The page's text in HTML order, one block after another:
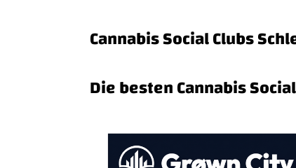
Cannabis Social Clubs
Die besten Cannabis